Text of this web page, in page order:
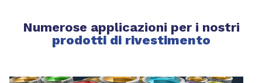
Numerose applicazioni per i nostri
prodotti di rivestimento